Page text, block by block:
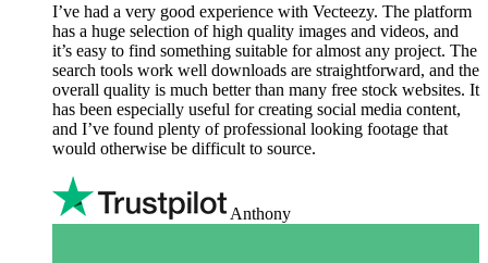
I’ve had a very good experience with Vecteezy. The platform
has a huge selection of high quality images and videos, and
it’s easy to find something suitable for almost any project. The
search tools work well downloads are straightforward, and the
overall quality is much better than many free stock websites. It
has been especially useful for creating social media content,
and I’ve found plenty of professional looking footage that
would otherwise be difficult to source.
Anthony